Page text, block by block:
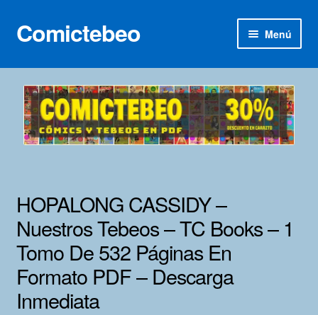
Ir
a
Ir
al
Comictebeo Menú
Inicio
Categorías
Franco-Belga
Lotes 100
Adultos
Porno 3D
HOPALONG CASSIDY –
Nuestros Tebeos – TC Books – 1
Tomo De 532 Páginas En
Formato PDF – Descarga
Inmediata